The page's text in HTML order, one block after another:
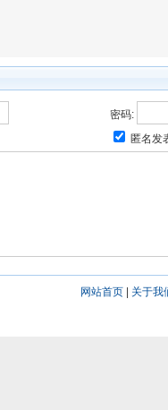
密码:
匿名发
网站首页| 关于我